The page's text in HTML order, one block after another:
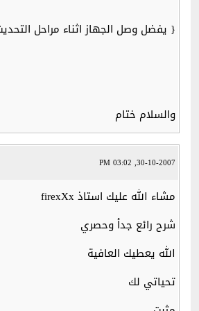
{ يفضل وصل الجهاز اثناء مراحل
والسلام ختام
30-10-2007, 03:02 PM
مشاء الله عليك استاذ firexXx
شرح رائع جدأ وحصري
الله يعطيك العافية
تحياتي لك